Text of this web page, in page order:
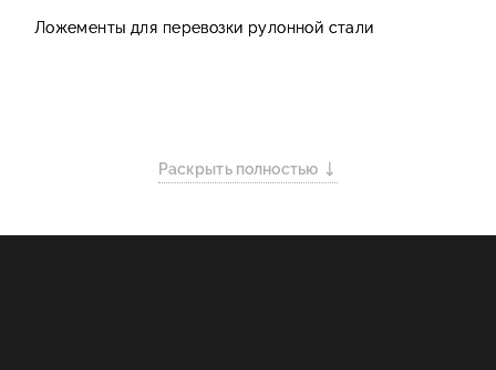
Ложементы для перевозки рулонной стали
Раскрыть полностью